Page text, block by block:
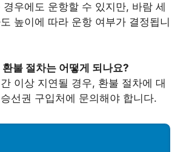
경우에도 운항할 수 있지만, 바람 세
높이에 따라 운항 여부가 결정됩니
환불 절차는 어떻게 되나요?
이상 지연될 경우, 환불 절차에 대
선권 구입처에 문의해야 합니다.